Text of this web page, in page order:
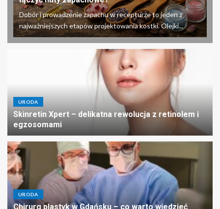
Dobór i prowadzenie zapachu w recepturze to jeden z
najważniejszych etapów projektowania kostki. Olejki...
URODA
Skinretin Xpert – delikatna rewolucja z retinolem i
egzosomami
URODA
Chirurg plastyk w Gdańsku – co warto wiedzieć